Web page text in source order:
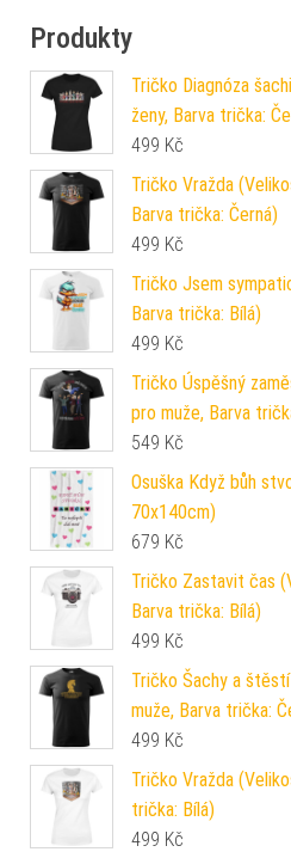
Produkty
Tričko Diagnóza
ženy, Barva trička:
499 Kč
Tričko Vražda
Barva trička: Černá)
499 Kč
Tričko Jsem
Barva trička: Bílá)
499 Kč
Tričko Úspěšný
pro muže, Barva
549 Kč
Osuška Když bůh
70x140cm)
679 Kč
Tričko Zastavit čas
Barva trička: Bílá)
499 Kč
Tričko Šachy a
muže, Barva trička:
499 Kč
Tričko Vražda
trička: Bílá)
499 Kč